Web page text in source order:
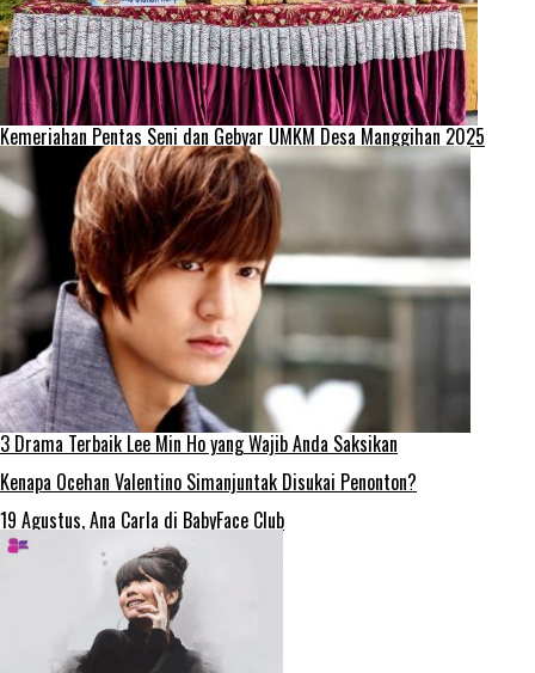
Kemeriahan Pentas Seni dan Gebyar UMKM Desa Manggihan 2025
3 Drama Terbaik Lee Min Ho yang Wajib Anda Saksikan
Kenapa Ocehan Valentino Simanjuntak Disukai Penonton?
19 Agustus, Ana Carla di BabyFace Club